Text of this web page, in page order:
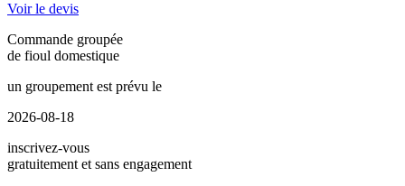
Voir le devis
Commande groupée
de fioul domestique
un groupement est prévu le
2026-08-18
inscrivez-vous
gratuitement et sans engagement